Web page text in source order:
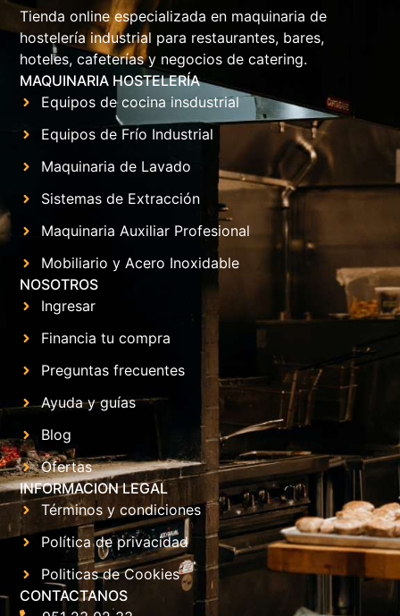
Tienda online especializada en maquinaria de
hostelería industrial para restaurantes, bares,
hoteles, cafeterías y negocios de catering.
MAQUINARIA HOSTELERÍA
Equipos de cocina insdustrial
Equipos de Frío Industrial
Maquinaria de Lavado
Sistemas de Extracción
Maquinaria Auxiliar Profesional
Mobiliario y Acero Inoxidable
NOSOTROS
Ingresar
Financia tu compra
Preguntas frecuentes
Ayuda y guías
Blog
Ofertas
INFORMACION LEGAL
Términos y condiciones
Política de privacidad
Politicas de Cookies
CONTACTANOS